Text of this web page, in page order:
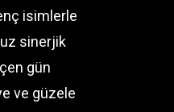
isimlerle
sinerjik
gün
ve güzele